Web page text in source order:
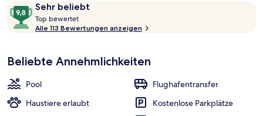
283 €.
Bewertungen
Sehr beliebt
9,8
von
10,
beliebt
Top bewertet
o
b
r
Alle 113 Bewertungen anzeigen
Beliebte Annehmlichkeiten
Pool
Flughafentransfer
Haustiere erlaubt
Kostenlose Parkplätze